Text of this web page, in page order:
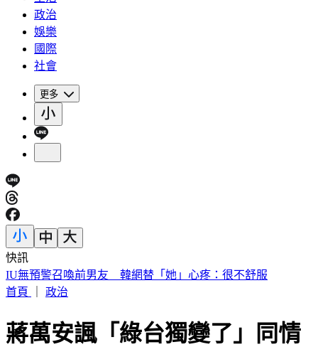
政治
娛樂
國際
社會
更多
快訊
快訊／財神爺不在家 威力彩頭獎、二獎雙槓龜
首頁
政治
蔣萬安諷「綠台獨變了」同情